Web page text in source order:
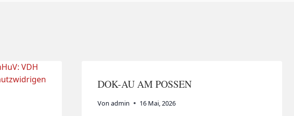
DOK-AU AM POSSEN
Von admin 16 Mai, 2026